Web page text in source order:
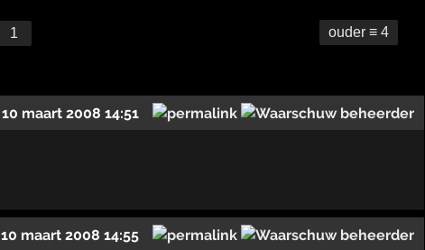
1 ouder ≡ 4
10 maart 2008 14:51
10 maart 2008 14:55